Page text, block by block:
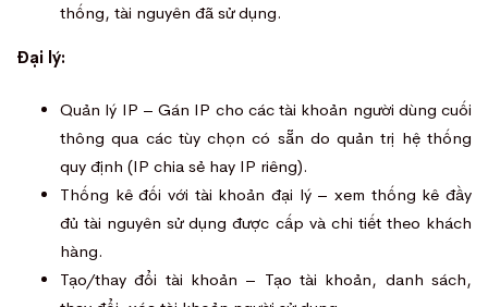
thống, tài nguyên đã sử dụng.
Đại lý:
Quản lý IP – Gán IP cho các tài khoản người dùng cuối
thông qua các tùy chọn có sẵn do quản trị hệ thống
quy định (IP chia sẻ hay IP riêng).
Thống kê đối với tài khoản đại lý – xem thống kê đầy
đủ tài nguyên sử dụng được cấp và chi tiết theo khách
hàng.
Tạo/thay đổi tài khoản – Tạo tài khoản, danh sách,